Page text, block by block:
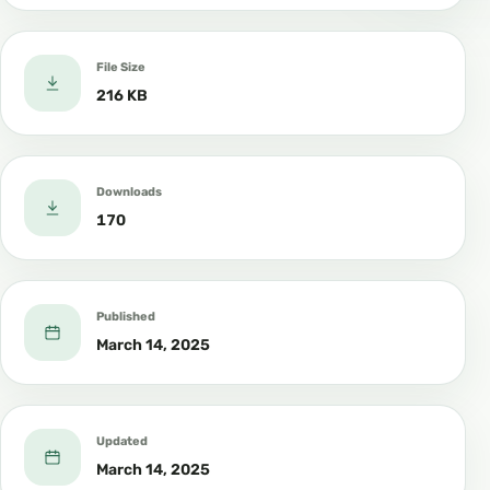
کرسمس ءُ سالءِ نوکبندی اے کُل عیسائی ءُ یہودیانی
منّیت ءُ شاتکامی بہ کنت
ءُ نہ اے ائیدانی مراد بادی روا اِنت ءُ نا اِشانی توکءَ رَوگ
ءُ ھمے وڈءَ اِشاں سوگات ءُ ھدیہ دِیگ پہ اے روچانی
بابتءَ ھم نا روا اِنت۔
File Size
216 KB
Downloads
170
Published
March 14, 2025
Updated
March 14, 2025